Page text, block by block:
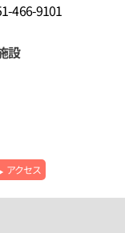
466-9101
設
アクセス